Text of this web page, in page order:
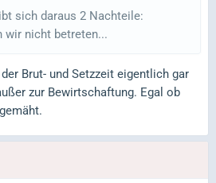
sich daraus 2 Nachteile:
wir nicht betreten...
Brut- und Setzzeit eigentlich gar
zur Bewirtschaftung. Egal ob